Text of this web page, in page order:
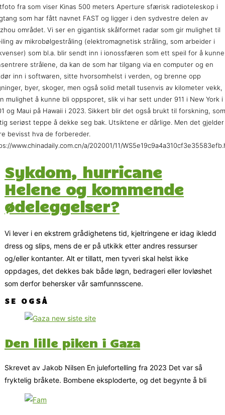
fra som viser Kinas 500 meters Aperture sfærisk radioteleskop i
som har fått navnet FAST og ligger i den sydvestre delen av
området. Vi ser en gigantisk skålformet radar som gir mulighet til
av mikrobølgestråling (elektromagnetisk stråling, som arbeider i
som bl.a. blir sendt inn i ionossfæren som ett speil for å kunne
strålene, da kan de som har tilgang via en computer og en
inn i softwaren, sitte hvorsomhelst i verden, og brenne opp
byer, skoger, men også solid metall tusenvis av kilometer vekk,
mulighet å kunne bli oppsporet, slik vi har sett under 911 i New York i
og Maui på Hawaii i 2023. Sikkert blir det også brukt til forskning,
seriøst teppe å dekke seg bak. Utsiktene er dårlige. Men det gjelder
bevisst hva de forbereder.
www.chinadaily.com.cn/a/202001/11/
Sykdom, hurricane
Helene og kommende
ødeleggelser?
Vi lever i en ekstrem grådighetens tid, kjeltringene er idag ikledd
dress og slips, mens de er på utkikk etter andres ressurser
og/eller kontanter. Alt er tillatt, men tyveri skal helst ikke
oppdages, det dekkes bak både løgn, bedrageri eller lovløshet
som derfor behersker vår samfunnsscene.
SE OGSÅ
Den lille piken i Gaza
Skrevet av Jakob Nilsen En julefortelling fra 2023 Det var så
fryktelig bråkete. Bombene eksploderte, og det begynte å bli